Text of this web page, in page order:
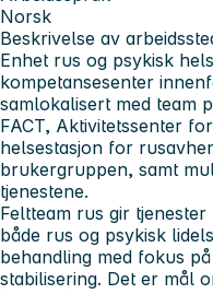
Norsk
Beskrivelse av
Enhet rus og psykisk
kompetansesenter
samlokalisert med team
FACT, Aktivitetssenter
helsestasjon for
brukergruppen, samt
tjenestene.
Feltteam rus gir
både rus og psykisk
behandling med fokus
stabilisering. Det er mål